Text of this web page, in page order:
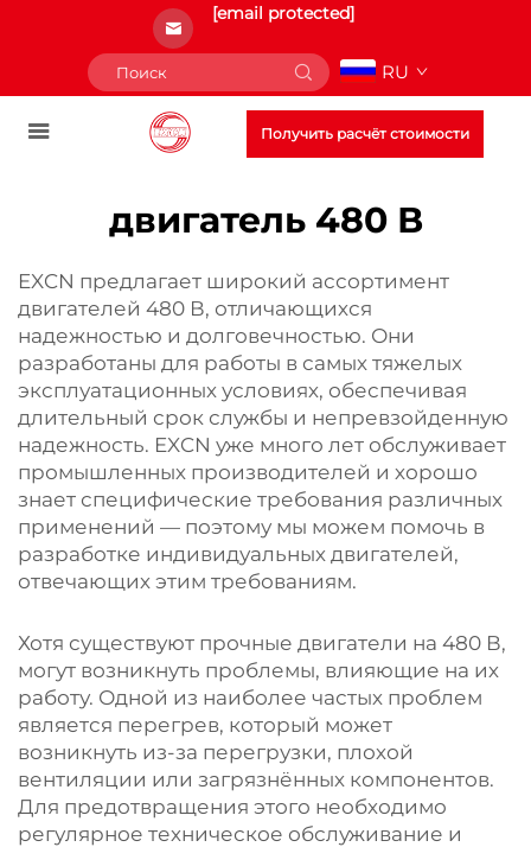
[email protected]
RU
Получить расчёт стоимости
двигатель 480 В
EXCN предлагает широкий ассортимент
двигателей 480 В, отличающихся
надежностью и долговечностью. Они
разработаны для работы в самых тяжелых
эксплуатационных условиях, обеспечивая
длительный срок службы и непревзойденную
надежность. EXCN уже много лет обслуживает
промышленных производителей и хорошо
знает специфические требования различных
применений — поэтому мы можем помочь в
разработке индивидуальных двигателей,
отвечающих этим требованиям.
Хотя существуют прочные двигатели на 480 В,
могут возникнуть проблемы, влияющие на их
работу. Одной из наиболее частых проблем
является перегрев, который может
возникнуть из-за перегрузки, плохой
вентиляции или загрязнённых компонентов.
Для предотвращения этого необходимо
регулярное техническое обслуживание и